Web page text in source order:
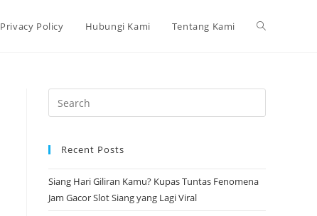
Privacy Policy Hubungi Kami Tentang Kami Toggle
Escape
Recent Posts
Siang Hari Giliran Kamu? Kupas Tuntas Fenomena
Jam Gacor Slot Siang yang Lagi Viral